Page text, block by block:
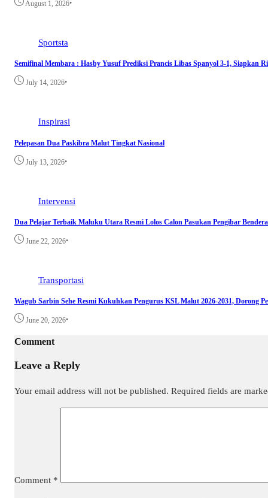
August 1, 2026•
Sportsta
Semifinal Membara : Hasby Yusuf Prediksi Prancis Libas Spanyol 3-1, Siapkan
July 14, 2026•
Inspirasi
Pelepasan Dua Paskibra Malut Tingkat Nasional
July 13, 2026•
Intervensi
Dua Pelajar Terbaik Maluku Utara Resmi Lolos Calon Pasukan Pengibar
June 22, 2026•
Transportasi
Wagub Sarbin Sehe Resmi Kukuhkan Pengurus KSL Malut 2026-2031, Dorong
June 20, 2026•
Comment
Leave a Reply
Your email address will not be published. Required fields are
Comment *